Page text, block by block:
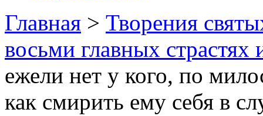
Главная > Творения
восьми главных
ежели нет у кого, по
как смирить ему себя в